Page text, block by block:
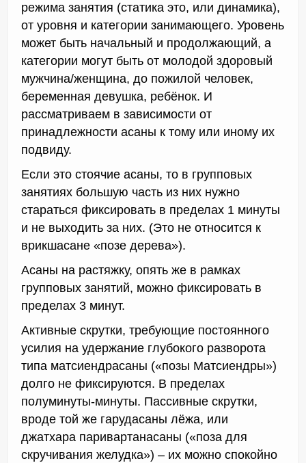
режима занятия (статика это, или динамика),
от уровня и категории занимающего. Уровень
может быть начальный и продолжающий, а
категории могут быть от молодой здоровый
мужчина/женщина, до пожилой человек,
беременная девушка, ребёнок. И
рассматриваем в зависимости от
принадлежности асаны к тому или иному их
подвиду.
Если это стоячие асаны, то в групповых
занятиях большую часть из них нужно
стараться фиксировать в пределах 1 минуты
и не выходить за них. (Это не относится к
врикшасане «позе дерева»).
Асаны на растяжку, опять же в рамках
групповых занятий, можно фиксировать в
пределах 3 минут.
Активные скрутки, требующие постоянного
усилия на удержание глубокого разворота
типа матсиендрасаны («позы Матсиендры»)
долго не фиксируются. В пределах
полуминуты-минуты. Пассивные скрутки,
вроде той же гарудасаны лёжа, или
джатхара паривартанасаны («поза для
скручивания желудка») – их можно спокойно